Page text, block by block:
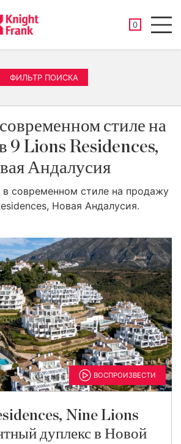
0
ФИЛЬТР ПОИСКА
стиле на
9 Lions Residences,
Андалусия
современном стиле на продажу
Новая Андалусия.
ВОСПРОИЗВЕСТИ
Nine Lions
дуплекс в Новой